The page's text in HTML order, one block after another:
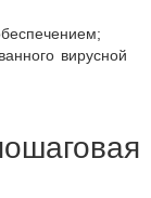
вирусной